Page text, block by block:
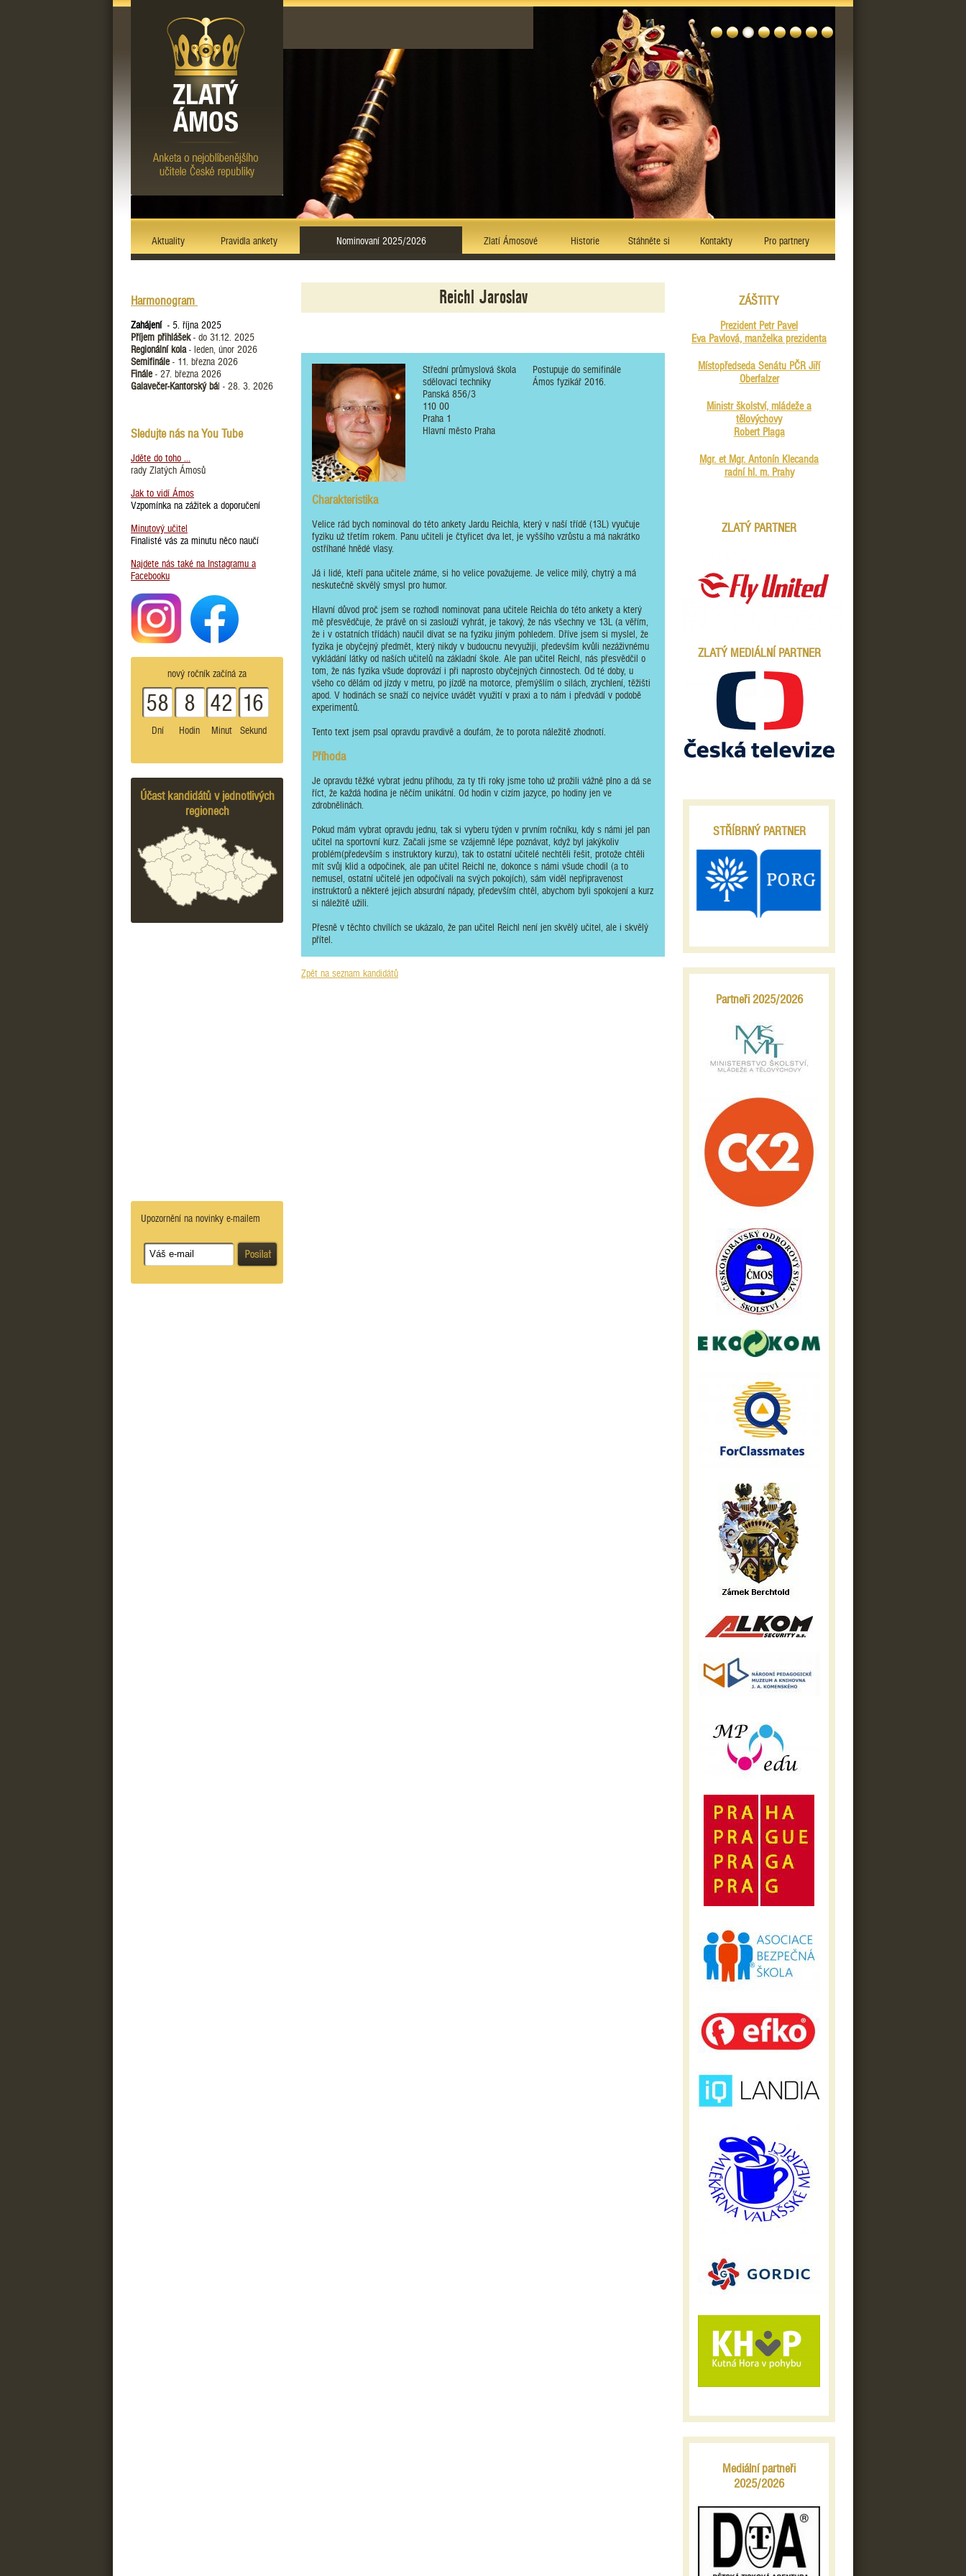
Aktuality Pravidla ankety Nominovaní 2025/2026 Zlatí Ámosové Historie Stáhněte si Kontakty Pro partnery
Harmonogram
Zahájení - 5. října 2025
Příjem přihlášek- do 31.12. 2025
Regionální kola- leden, únor 2026
Semifinále - 11. března 2026
Finále - 27. března 2026
Galavečer-Kantorský bál - 28. 3. 2026
Sledujte nás na You Tube
Jděte do toho ...
rady Zlatých Ámosů
Jak to vidí Ámos
Vzpomínka na zážitek a doporučení
Minutový učitel
Finalisté vás za minutu něco naučí
Najdete nás také na Instagramu a
Facebooku
nový ročník začíná za
58
Dní
8
Hodin
42
Minut
16
Sekund
Účast kandidátů v jednotlivých
regionech
Upozornění na novinky e-mailem
Reichl Jaroslav
Střední průmyslová škola
sdělovací techniky
Panská 856/3
110 00
Praha 1
Hlavní město Praha
Postupuje do semifinále
Ámos fyzikář 2016.
Charakteristika
Velice rád bych nominoval do této ankety Jardu Reichla, který v naší třídě (13L) vyučuje
fyziku už třetím rokem. Panu učiteli je čtyřicet dva let, je vyššího vzrůstu a má nakrátko
ostříhané hnědé vlasy.
Já i lidé, kteří pana učitele známe, si ho velice považujeme. Je velice milý, chytrý a má
neskutečně skvělý smysl pro humor.
Hlavní důvod proč jsem se rozhodl nominovat pana učitele Reichla do této ankety a který
mě přesvědčuje, že právě on si zaslouží vyhrát, je takový, že nás všechny ve 13L (a věřím,
že i v ostatních třídách) naučil dívat se na fyziku jiným pohledem. Dříve jsem si myslel, že
fyzika je obyčejný předmět, který nikdy v budoucnu nevyužiji, především kvůli nezáživnému
vykládání látky od naších učitelů na základní škole. Ale pan učitel Reichl, nás přesvědčil o
tom, že nás fyzika všude doprovází i při naprosto obyčejných činnostech. Od té doby, u
všeho co dělám od jízdy v metru, po jízdě na motorce, přemýšlím o silách, zrychlení, těžišti
apod. V hodinách se snaží co nejvíce uvádět využití v praxi a to nám i předvádí v podobě
experimentů.
Tento text jsem psal opravdu pravdivě a doufám, že to porota náležitě zhodnotí.
Příhoda
Je opravdu těžké vybrat jednu příhodu, za ty tři roky jsme toho už prožili vážně plno a dá se
říct, že každá hodina je něčím unikátní. Od hodin v cizím jazyce, po hodiny jen ve
zdrobnělinách.
Pokud mám vybrat opravdu jednu, tak si vyberu týden v prvním ročníku, kdy s námi jel pan
učitel na sportovní kurz. Začali jsme se vzájemně lépe poznávat, když byl jakýkoliv
problém(především s instruktory kurzu), tak to ostatní učitelé nechtěli řešit, protože chtěli
mít svůj klid a odpočinek, ale pan učitel Reichl ne, dokonce s námi všude chodil (a to
nemusel, ostatní učitelé jen odpočívali na svých pokojích), sám viděl nepřipravenost
instruktorů a některé jejich absurdní nápady, především chtěl, abychom byli spokojení a kurz
si náležitě užili.
Přesně v těchto chvílích se ukázalo, že pan učitel Reichl není jen skvělý učitel, ale i skvělý
přítel.
Zpět na seznam kandidátů
ZÁŠTITY
Prezident Petr Pavel
Eva Pavlová, manželka prezidenta
Místopředseda Senátu PČR Jiří
Oberfalzer
Ministr školství, mládeže a
tělovýchovy
Robert Plaga
Mgr. et Mgr. Antonín Klecanda
radní hl. m. Prahy
ZLATÝ PARTNER
ZLATÝ MEDIÁLNÍ PARTNER
STŘÍBRNÝ PARTNER
Partneři 2025/2026
Mediální partneři
2025/2026